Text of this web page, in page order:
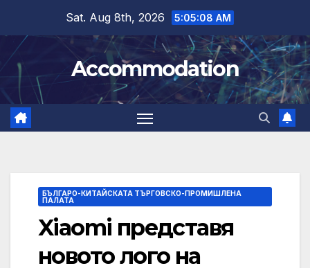
content
Sat. Aug 8th, 2026 5:05:09 AM
Accommodation
БЪЛГАРО-КИТАЙСКАТА ТЪРГОВСКО-ПРОМИШЛЕНА
ПАЛАТА
Xiaomi представя
новото лого на